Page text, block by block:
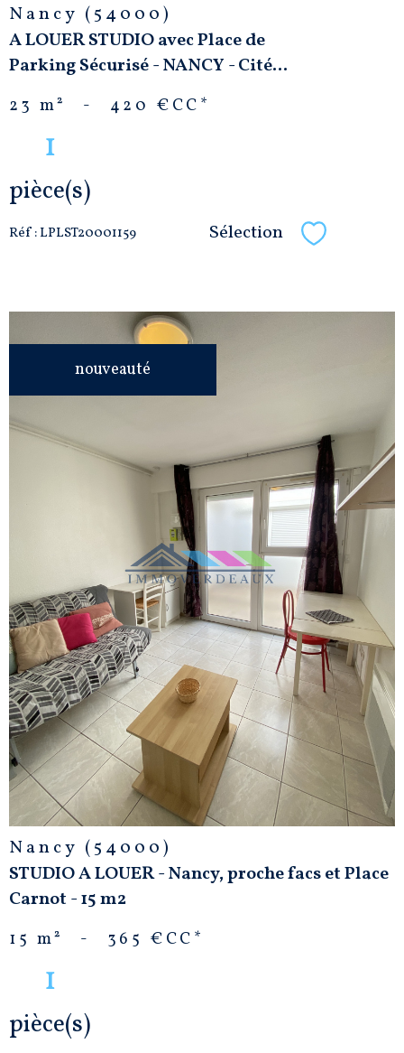
Nancy (54000)
A LOUER STUDIO avec Place de
Parking Sécurisé - NANCY - Cité...
23 m² - 420 € CC*
1
pièce(s)
Réf : LPLST20001159 Sélection
nouveauté
VOIR LE
BIEN
Nancy (54000)
STUDIO A LOUER - Nancy, proche facs et Place
Carnot - 15 m2
15 m² - 365 € CC*
1
pièce(s)